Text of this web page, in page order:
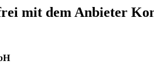
mit dem Anbieter